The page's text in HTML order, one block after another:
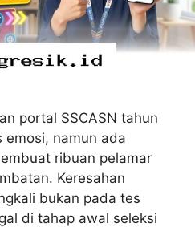
portal SSCASN tahun
emosi, namun ada
ribuan pelamar
Keresahan
bukan pada tes
di tahap awal seleksi